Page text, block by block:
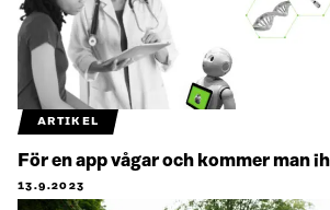
ARTIKEL
För en app vågar och kommer man
13.9.2023